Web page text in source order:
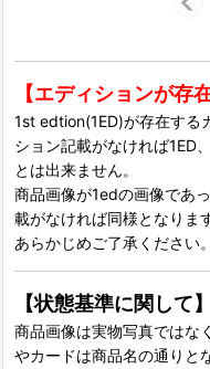
【エディションが存
1st edtion(1ED)が存在する
ション記載がなければ1ED
とは出来ません。
商品画像が1edの画像であ
載がなければ同様となります
あらかじめご了承ください。
【状態基準に関して】
商品画像は実物写真ではな
やカードは商品名の通りと